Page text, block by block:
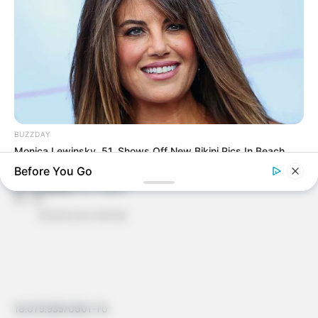
em resposta à Tamiko
adorei é lindo
Luzinete de Oliveira Pereira há 11 anos
Ideia maravilhosa para fazer o portifoli com os meus
alunos que gostam de artes tanto quanto eu.
Sempre levo boas ideias como essa e eles ficam
maravilhados como os resultados e pedem mais.
18.079.935/0001-70
BUZZDAY
Monica Lewinsky, 51, Shows Off New Bikini Pics In Beach
Style
Before You Go